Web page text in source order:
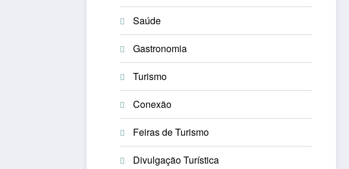
Saúde
Gastronomia
Turismo
Conexão
Feiras de Turismo
Divulgação Turística